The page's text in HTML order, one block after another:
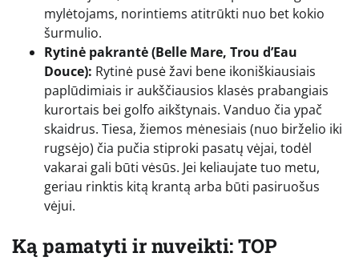
mylėtojams, norintiems atitrūkti nuo bet kokio
šurmulio.
Rytinė pakrantė (Belle Mare, Trou d’Eau
Douce): Rytinė pusė žavi bene ikoniškiausiais
paplūdimiais ir aukščiausios klasės prabangiais
kurortais bei golfo aikštynais. Vanduo čia ypač
skaidrus. Tiesa, žiemos mėnesiais (nuo birželio iki
rugsėjo) čia pučia stiproki pasatų vėjai, todėl
vakarai gali būti vėsūs. Jei keliaujate tuo metu,
geriau rinktis kitą krantą arba būti pasiruošus
vėjui.
Ką pamatyti ir nuveikti: TOP